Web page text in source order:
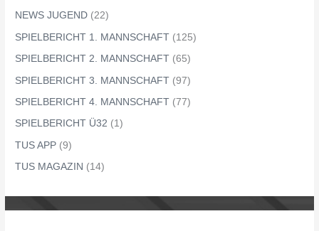
NEWS JUGEND (22)
SPIELBERICHT 1. MANNSCHAFT (125)
SPIELBERICHT 2. MANNSCHAFT (65)
SPIELBERICHT 3. MANNSCHAFT (97)
SPIELBERICHT 4. MANNSCHAFT (77)
SPIELBERICHT Ü32 (1)
TUS APP (9)
TUS MAGAZIN (14)